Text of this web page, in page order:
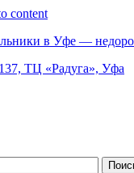
content
в Уфе —
ТЦ «Радуга», Уфа